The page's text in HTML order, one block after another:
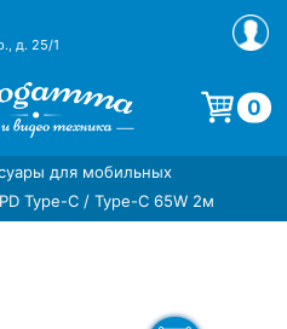
д. 25/1
магазин фототехники
в СПб
фотоаксессуаров foto-
0
Корзина пуста.
для мобильных
Type-C / Type-C 65W 2м